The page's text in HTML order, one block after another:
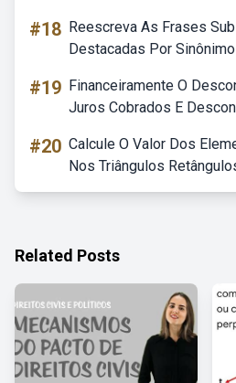
#18 Reescreva As Frases
Destacadas Por
#19 Financeiramente O
Juros Cobrados E
#20 Calcule O Valor Dos
Nos Triângulos
Related Posts